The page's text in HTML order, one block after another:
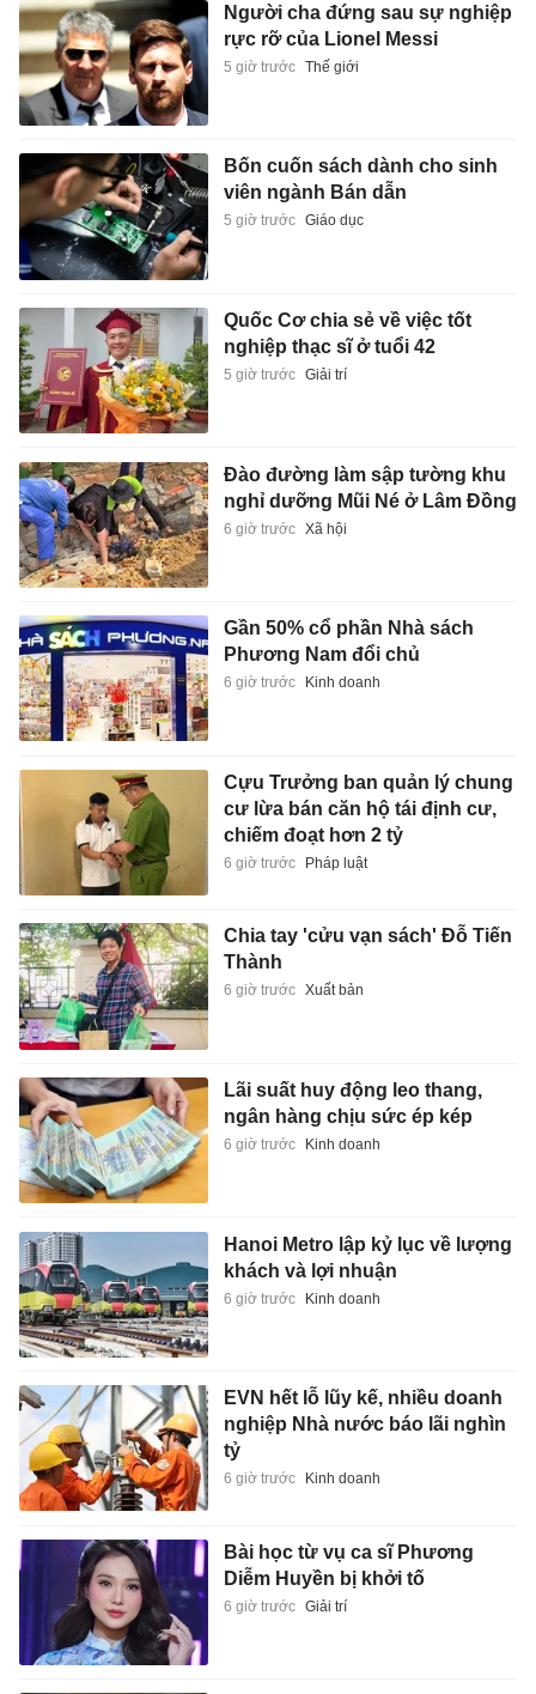
Người cha đứng sau sự nghiệp
rực rỡ của Lionel Messi
5 giờ trước Thế giới
Bốn cuốn sách dành cho sinh
viên ngành Bán dẫn
5 giờ trước Giáo dục
Quốc Cơ chia sẻ về việc tốt
nghiệp thạc sĩ ở tuổi 42
5 giờ trước Giải trí
Đào đường làm sập tường khu
nghỉ dưỡng Mũi Né ở Lâm Đồng
6 giờ trước Xã hội
Gần 50% cổ phần Nhà sách
Phương Nam đổi chủ
6 giờ trước Kinh doanh
Cựu Trưởng ban quản lý chung
cư lừa bán căn hộ tái định cư,
chiếm đoạt hơn 2 tỷ
6 giờ trước Pháp luật
Chia tay 'cửu vạn sách' Đỗ Tiến
Thành
6 giờ trước Xuất bản
Lãi suất huy động leo thang,
ngân hàng chịu sức ép kép
6 giờ trước Kinh doanh
Hanoi Metro lập kỷ lục về lượng
khách và lợi nhuận
6 giờ trước Kinh doanh
EVN hết lỗ lũy kế, nhiều doanh
nghiệp Nhà nước báo lãi nghìn
tỷ
6 giờ trước Kinh doanh
Bài học từ vụ ca sĩ Phương
Diễm Huyền bị khởi tố
6 giờ trước Giải trí